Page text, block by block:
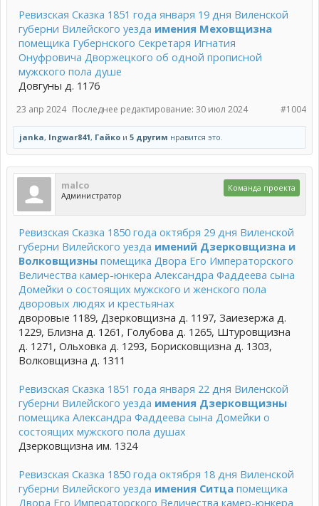
Ревизская Сказка 1851 года января 19 дня Виленской
губерни Вилейского уезда имения Меховщизна
помещика Губернского Секретаря Игнатия
Онуфровича Дворжецкого об одной прописной
мужского пола душе
Довгуны д. 1176
#1004
23 апр 2024 Последнее редактирование: 30 июл 2024
janka, Ingwar841, Гайко и 5 другим нравится это.
malco
Администратор
Команда проекта
Ревизская Сказка 1850 года октября 29 дня Виленской
губерни Вилейского уезда имений Дзерковщизна и
Волковщизны помещика Двора Его Императорского
Величества камер-юнкера Александра Фаддеева сына
Домейки о состоящих мужского и женского пола
дворовых людях и крестьянах
дворовые 1189, Дзерковщизна д. 1197, Заиезержа д.
1229, Близна д. 1261, Голубова д. 1265, Штуровщизна
д. 1271, Ольховка д. 1293, Борисковщизна д. 1303,
Волковщизна д. 1311
Ревизская Сказка 1851 года января 22 дня Виленской
губерни Вилейского уезда имения Дзерковщизны
помещика Александра Фаддеева сына Домейки о
состоящих мужского пола душах
Дзерковщизна им. 1324
Ревизская Сказка 1850 года октября 18 дня Виленской
губерни Вилейского уезда имения Ситца помещика
Двора Его Императорского Величества камер-юнкера